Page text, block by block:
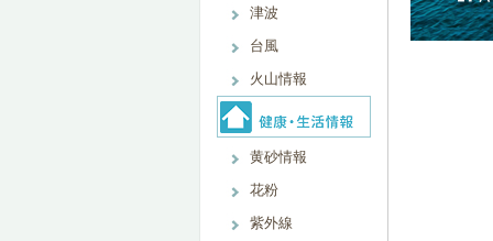
津波
台風
火山情報
黄砂情報
花粉
紫外線